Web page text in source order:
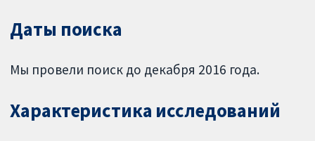
Даты поиска
Мы провели поиск до декабря 2016 года.
Характеристика исследований